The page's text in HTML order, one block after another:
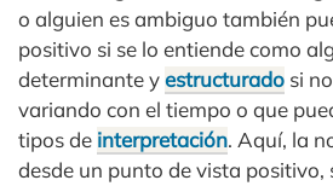
o alguien es ambiguo también
positivo si se lo entiende como
determinante yestructurado si
variando con el tiempo o que
tipos de interpretación. Aquí, la
desde un punto de vista positivo,